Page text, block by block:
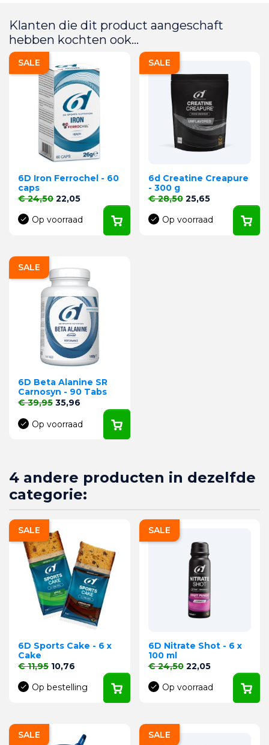
Klanten die dit product aangeschaft
hebben kochten ook...
6D Iron Ferrochel - 60
caps
Normale prijs
€ 24,50 Prijs
22,05
Op voorraad
SALE
6d Creatine Creapure
- 300 g
Normale prijs
€ 28,50 Prijs
25,65
Op voorraad
SALE
6D Beta Alanine SR
Carnosyn - 90 Tabs
Normale prijs
€ 39,95 Prijs
35,96
Op voorraad
SALE
4 andere producten in dezelfde
categorie:
6D Sports Cake - 6 x
Cake
Normale prijs
€ 11,95 Prijs
10,76
Op bestelling
SALE
6D Nitrate Shot - 6 x
100 ml
Normale prijs
€ 24,50 Prijs
22,05
Op voorraad
SALE
SALE SALE